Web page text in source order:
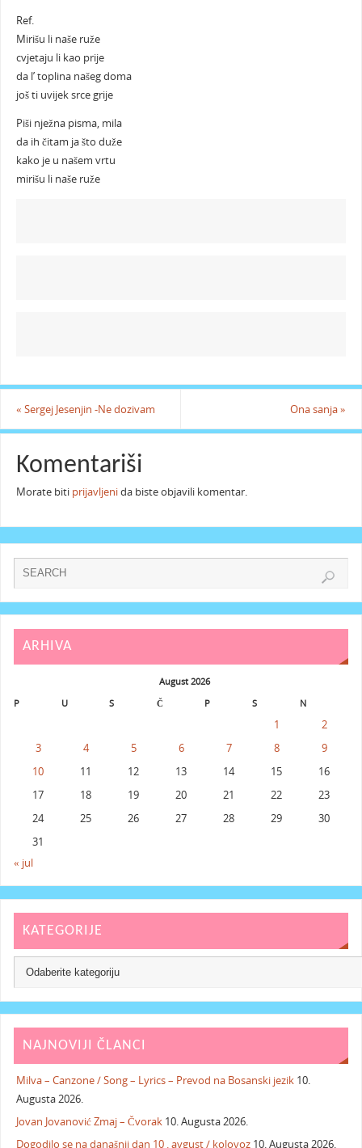
Ref.
Mirišu li naše ruže
cvjetaju li kao prije
da l’ toplina našeg doma
još ti uvijek srce grije
Piši nježna pisma, mila
da ih čitam ja što duže
kako je u našem vrtu
mirišu li naše ruže
« Sergej Jesenjin -Ne dozivam Ona sanja»
Komentariši
Morate biti prijavljenida biste objavili komentar.
ARHIVA
August 2026
P
U S Č P S N
1
2
3
4 5 6 7 8
9
10
11 12 13 14 15
16
17
18 19 20 21 22
23
24
25 26 27 28 29
30
31
« jul
KATEGORIJE
NAJNOVIJI ČLANCI
Milva – Canzone / Song – Lyrics – Prevod na Bosanski jezik 10.
Augusta 2026.
Jovan Jovanović Zmaj – Čvorak 10. Augusta 2026.
Dogodilo se na današnji dan 10 . avgust / kolovoz 10. Augusta 2026.